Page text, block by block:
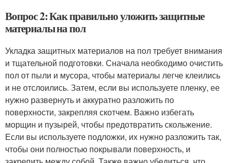
Вопрос 2: Как правильно уложить защитные
материалы на пол
Укладка защитных материалов на пол требует внимания
и тщательной подготовки. Сначала необходимо очистить
пол от пыли и мусора, чтобы материалы легче клеились
и не отслоились. Затем, если вы используете пленку, ее
нужно развернуть и аккуратно разложить по
поверхности, закрепляя скотчем. Важно избегать
морщин и пузырей, чтобы предотвратить скольжение.
Если вы используете подложки, их нужно разложить так,
чтобы они полностью покрывали поверхность, и